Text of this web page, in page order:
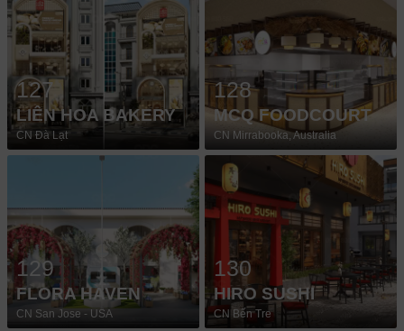
127
LIÊN HOA BAKERY
CN Đà Lạt
128
MCQ FOODCOURT
CN Mirrabooka, Australia
129
FLORA HAVEN
CN San Jose - USA
130
HIRO SUSHI
CN Bến Tre